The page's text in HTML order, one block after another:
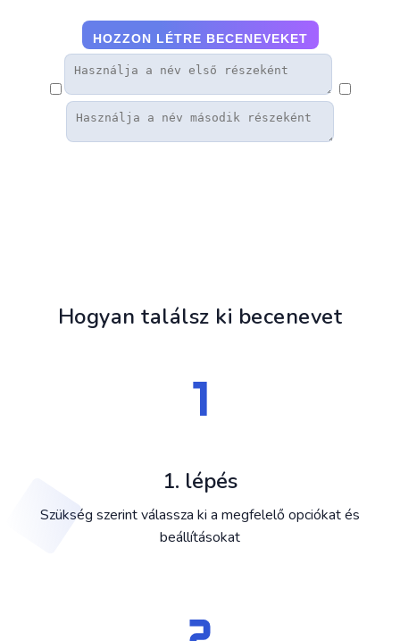
Hogyan találsz ki becenevet
1. lépés
Szükség szerint válassza ki a megfelelő opciókat és
beállításokat